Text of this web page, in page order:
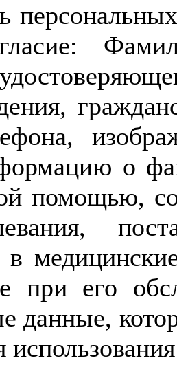
о
помощью,
в
при его
данные,